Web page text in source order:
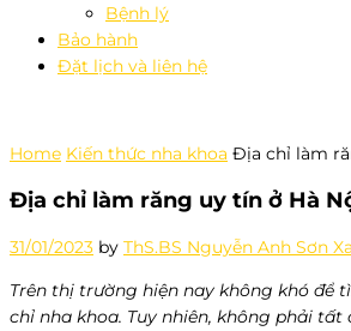
Bệnh lý
Bảo hành
Đặt lịch và liên hệ
Home Kiến thức nha khoa Địa chỉ làm
Địa chỉ làm răng uy tín ở Hà
31/01/2023 by ThS.BS Nguyễn Anh Sơn
Trên thị trường hiện nay không khó để
chỉ nha khoa. Tuy nhiên, không phải tất